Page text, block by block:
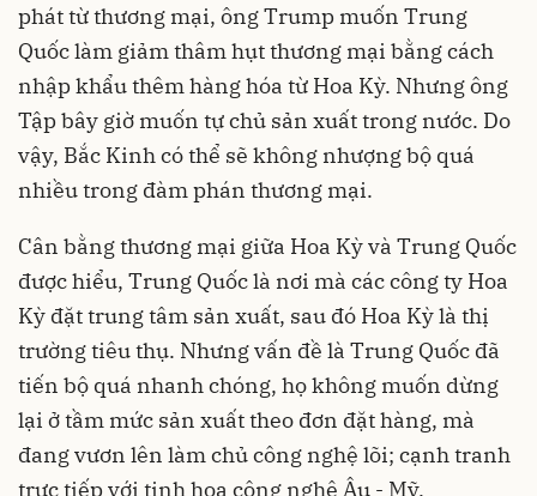
phát từ thương mại, ông Trump muốn Trung
Quốc làm giảm thâm hụt thương mại bằng cách
nhập khẩu thêm hàng hóa từ Hoa Kỳ. Nhưng ông
Tập bây giờ muốn tự chủ sản xuất trong nước. Do
vậy, Bắc Kinh có thể sẽ không nhượng bộ quá
nhiều trong đàm phán thương mại.
Cân bằng thương mại giữa Hoa Kỳ và Trung Quốc
được hiểu, Trung Quốc là nơi mà các công ty Hoa
Kỳ đặt trung tâm sản xuất, sau đó Hoa Kỳ là thị
trường tiêu thụ. Nhưng vấn đề là Trung Quốc đã
tiến bộ quá nhanh chóng, họ không muốn dừng
lại ở tầm mức sản xuất theo đơn đặt hàng, mà
đang vươn lên làm chủ công nghệ lõi; cạnh tranh
trực tiếp với tinh hoa công nghệ Âu - Mỹ.